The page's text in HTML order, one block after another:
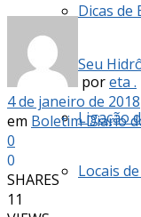
Dicas de
Seu
Ligação
Locais
poreta .
4 de janeiro de 2018
em Boletim Diario
0
0
SHARES
11